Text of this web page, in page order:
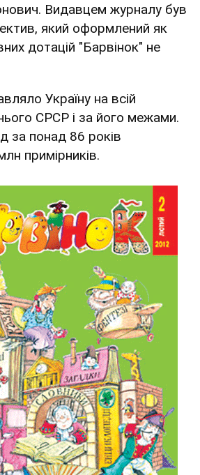
Видавцем журналу був
який оформлений як
дотацій "Барвінок" не
Україну на всій
СРСР і за його межами.
за понад 86 років
примірників.